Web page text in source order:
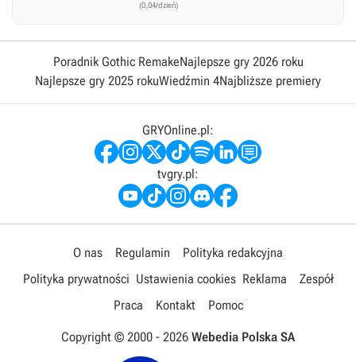
(0,04/dzień)
Poradnik Gothic RemakeNajlepsze gry 2026 roku
Najlepsze gry 2025 rokuWiedźmin 4Najbliższe premiery
GRYOnline.pl:
tvgry.pl:
O nas Regulamin
Polityka redakcyjna
Polityka prywatności Ustawienia cookies Reklama
Zespół
Praca
Kontakt Pomoc
Copyright © 2000 - 2026 Webedia Polska SA